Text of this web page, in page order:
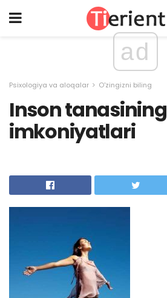
ad
Psixologiya va aloqalar O'zingizni biling
Inson tanasining
imkoniyatlari